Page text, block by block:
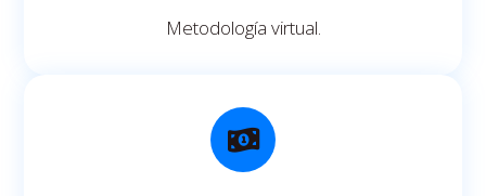
Metodología virtual.